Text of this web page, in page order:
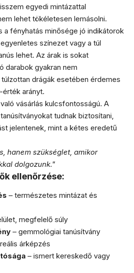
egyedi mintázattal
lehet tökéletesen lemásolni.
a fényhatás minősége jó indikátorok
színezet vagy a túl
lehet. Az árak is sokat
darabok gyakran nem
drágák esetében érdemes
érték arányt.
vásárlás kulcsfontosságú. A
tudnak biztosítani,
jelentenek, mint a kétes eredetű
hanem szükséglet, amikor
dolgozunk."
ellenőrzése:
– természetes mintázat és
megfelelő súly
– gemmológiai tanúsítvány
árképzés
– ismert kereskedő vagy